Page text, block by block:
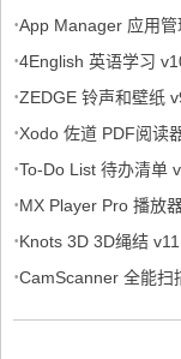
·App Manager 应用
·4English 英语学习
·ZEDGE 铃声和壁纸
·Xodo 佐道 PDF阅读
·To-Do List 待办清单
软件，解锁专业版
·MX Player Pro 播放
·Knots 3D 3D绳结
·CamScanner 全能扫